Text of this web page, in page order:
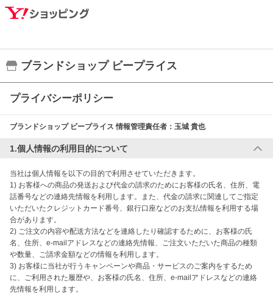
ブランドショップ ビープライス
プライバシーポリシー
ブランドショップ ビープライス 情報管理責任者： 玉城 貴也
1.個人情報の利用目的について
当社は個人情報を以下の目的で利用させていただきます。
1) お客様への商品の発送および代金の請求のためにお客様の氏名、住所、電
話番号などの連絡先情報を利用します。また、代金の請求に関連してご指定
いただいたクレジットカード番号、銀行口座などのお支払情報を利用する場
合があります。
2) ご注文の内容や配送方法などを連絡したり確認するために、お客様の氏
名、住所、e-mailアドレスなどの連絡先情報、ご注文いただいた商品の種類
や数量、ご請求金額などの情報を利用します。
3) お客様に当社が行うキャンペーンや商品・サービスのご案内をするため
に、ご利用された履歴や、お客様の氏名、住所、e-mailアドレスなどの連絡
先情報を利用します。